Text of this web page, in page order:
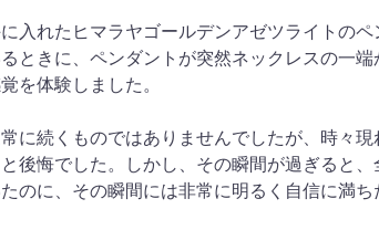
入れたヒマラヤゴールデンアゼツライトのペ
ときに、ペンダントが突然ネックレスの一端
を体験しました。
に続くものではありませんでしたが、時々現
後悔でした。しかし、その瞬間が過ぎると
のに、その瞬間には非常に明るく自信に満ち